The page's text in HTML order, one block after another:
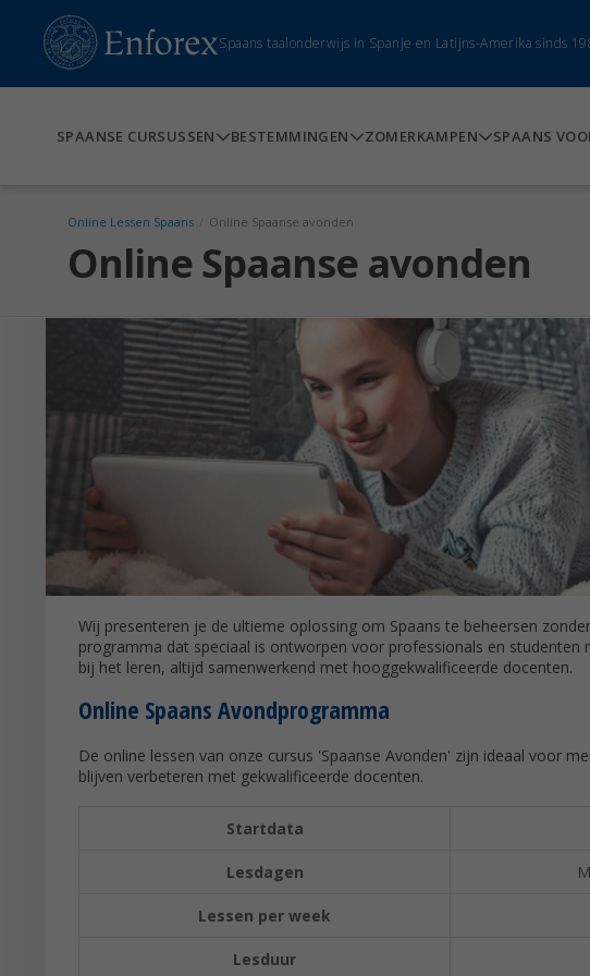
Spaans taalonderwijs in Spanje en Latijns-Amerika sinds
SPAANSE CURSUSSEN BESTEMMINGEN ZOMERKAMPEN SPAANS
Online Lessen Spaans Online Spaanse avonden
Online Spaanse avonden
Wij presenteren je de ultieme oplossing om Spaans te beheersen
programma dat speciaal is ontworpen voor professionals en
bij het leren, altijd samenwerkend met hooggekwalificeerde docenten.
Online Spaans Avondprogramma
De online lessen van onze cursus 'Spaanse Avonden' zijn ideaal voor
blijven verbeteren met gekwalificeerde docenten.
Startdata
Lesdagen
Lessen per week
Lesduur